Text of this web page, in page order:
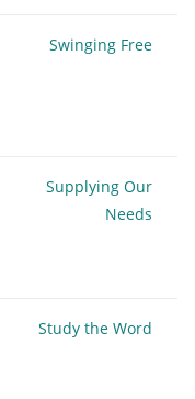
Swinging Free
Supplying Our
Needs
Study the Word